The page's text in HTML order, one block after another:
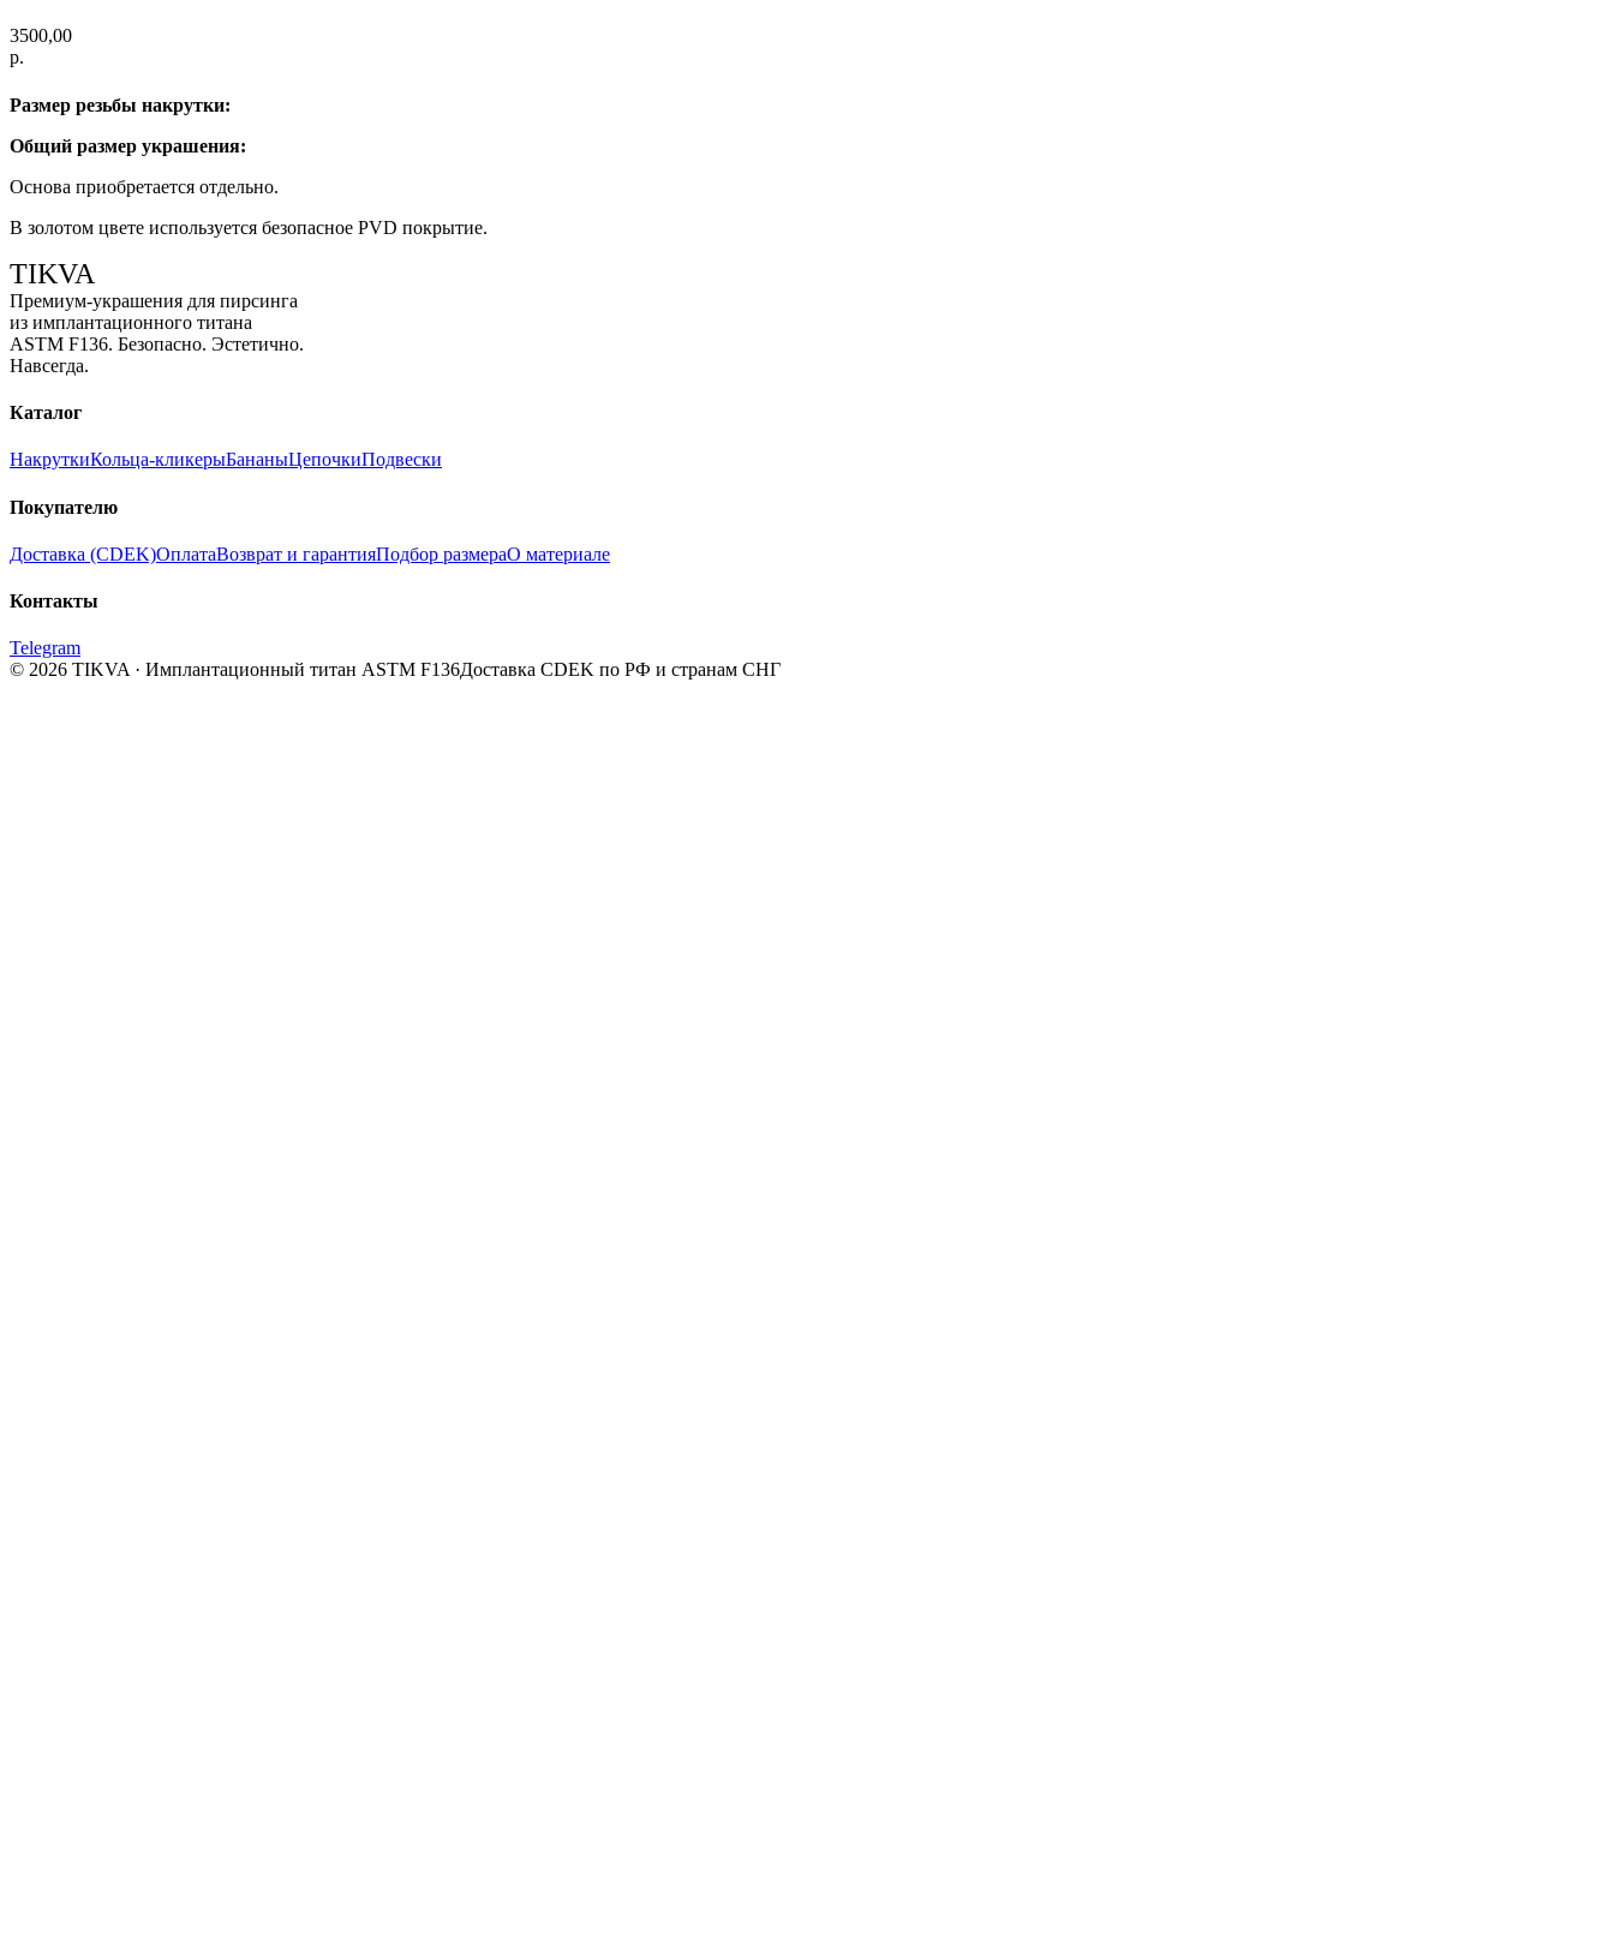
3500,00
р.
Размер резьбы накрутки:
Общий размер украшения:
Основа приобретается отдельно.
В золотом цвете используется безопасное PVD покрытие.
TIKVA
Премиум-украшения для пирсинга
из имплантационного титана
ASTM F136. Безопасно. Эстетично.
Навсегда.
Каталог
НакруткиКольца-кликерыБананыЦепочкиПодвески
Покупателю
Доставка (CDEK)ОплатаВозврат и гарантияПодбор размераО материале
Контакты
Telegram
© 2026 TIKVA · Имплантационный титан ASTM F136Доставка CDEK по РФ и странам СНГ